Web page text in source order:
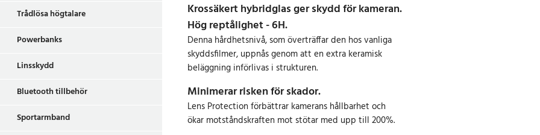
Trådlösa högtalare
Powerbanks
Linsskydd
Bluetooth tillbehör
Sportarmband
Krossäkert hybridglas ger skydd för kameran.
Hög reptålighet - 6H.
Denna hårdhetsnivå, som överträffar den hos vanliga
skyddsfilmer, uppnås genom att en extra keramisk
beläggning införlivas i strukturen.
Minimerar risken för skador.
Lens Protection förbättrar kamerans hållbarhet och
ökar motståndskraften mot stötar med upp till 200%.